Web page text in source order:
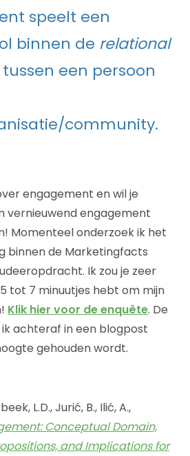
speelt een
binnen de relational
een persoon
community.
engagement en wil je
vernieuwend engagement
Momenteel onderzoek ik het
binnen de Marketingfacts
Ik zou je zeer
tot 7 minuutjes hebt om mijn
Klik hier voor de enquête. De
achteraf in een blogpost
gehouden wordt.
L.D., Jurić, B., Ilić, A.,
Conceptual Domain,
and Implications for